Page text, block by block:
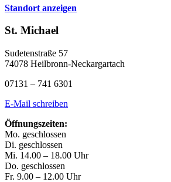
Standort anzeigen
St. Michael
Sudetenstraße 57
74078 Heilbronn-Neckargartach
07131 – 741 6301
E-Mail schreiben
Öffnungszeiten:
Mo. geschlossen
Di. geschlossen
Mi. 14.00 – 18.00 Uhr
Do. geschlossen
Fr. 9.00 – 12.00 Uhr